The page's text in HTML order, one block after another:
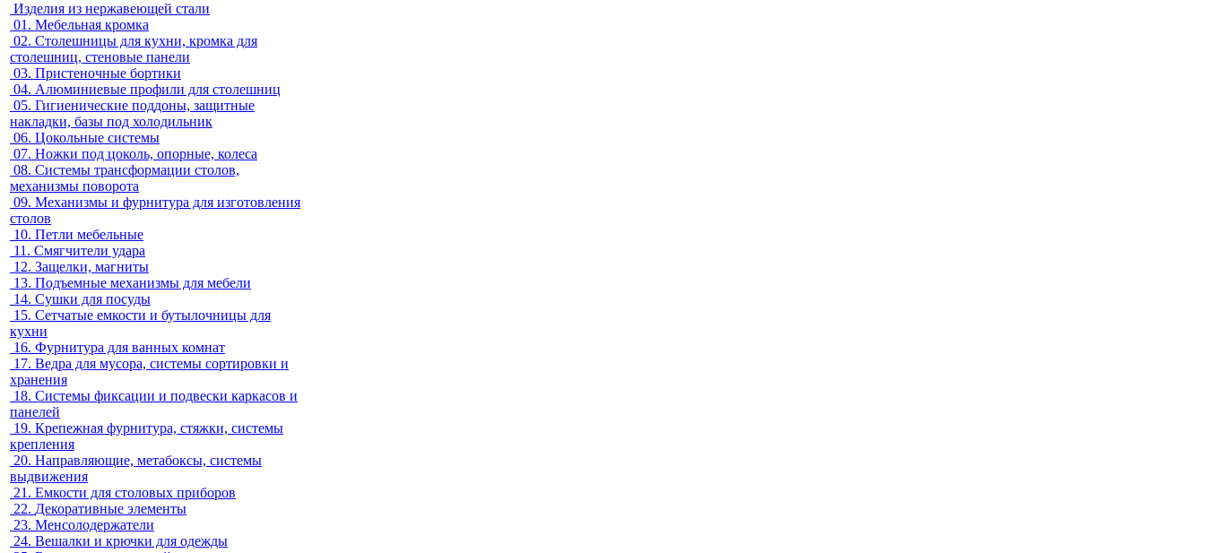
Изделия из нержавеющей стали
01. Мебельная кромка
02. Столешницы для кухни, кромка для
столешниц, стеновые панели
03. Пристеночные бортики
04. Алюминиевые профили для столешниц
05. Гигиенические поддоны, защитные
накладки, базы под холодильник
06. Цокольные системы
07. Ножки под цоколь, опорные, колеса
08. Системы трансформации столов,
механизмы поворота
09. Механизмы и фурнитура для изготовления
столов
10. Петли мебельные
11. Смягчители удара
12. Защелки, магниты
13. Подъемные механизмы для мебели
14. Сушки для посуды
15. Сетчатые емкости и бутылочницы для
кухни
16. Фурнитура для ванных комнат
17. Ведра для мусора, системы сортировки и
хранения
18. Системы фиксации и подвески каркасов и
панелей
19. Крепежная фурнитура, стяжки, системы
крепления
20. Направляющие, метабоксы, системы
выдвижения
21. Емкости для столовых приборов
22. Декоративные элементы
23. Менсолодержатели
24. Вешалки и крючки для одежды